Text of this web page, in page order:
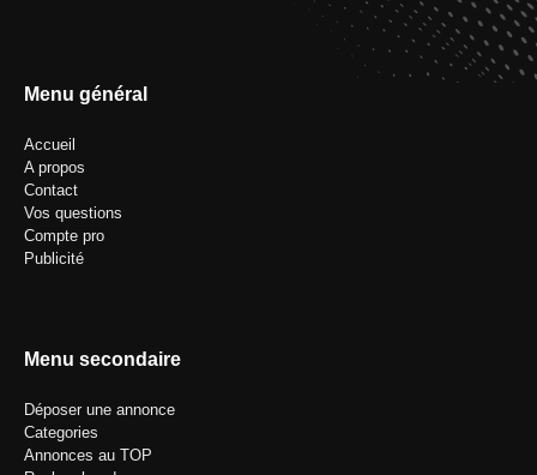
Menu général
Accueil
A propos
Contact
Vos questions
Compte pro
Publicité
Menu secondaire
Déposer une annonce
Categories
Annonces au TOP